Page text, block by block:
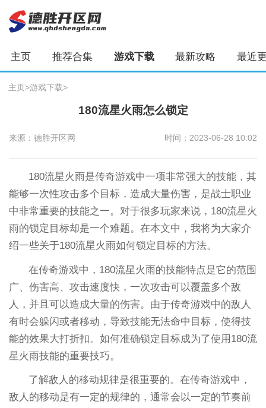
主页 推荐合集 游戏下载 最新攻略 最近
主页>游戏下载>
180流星火雨怎么锁定
来源：德胜开区网 时间：2023-06-28 10:02
180流星火雨是传奇游戏中一项非常强大的技能，其
能够一次性攻击多个目标，造成大量伤害，是战士职业
中非常重要的技能之一。对于很多玩家来说，180流星火
雨的锁定目标却是一个难题。在本文中，我将为大家介
绍一些关于180流星火雨如何锁定目标的方法。
在传奇游戏中，180流星火雨的技能特点是它的范围
广、伤害高、攻击速度快，一次攻击可以覆盖多个敌
人，并且可以造成大量的伤害。由于传奇游戏中的敌人
有时会躲闪或者移动，导致技能无法命中目标，使得技
能的效果大打折扣。如何准确锁定目标成为了使用180流
星火雨技能的重要技巧。
了解敌人的移动规律是很重要的。在传奇游戏中，
敌人的移动是有一定的规律的，通常会以一定的节奏前